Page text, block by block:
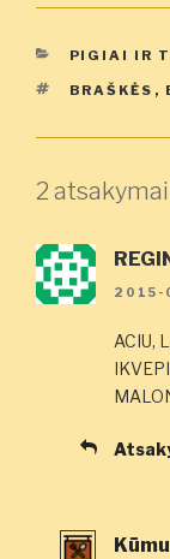
PIGIAI IR
ŽYMOS
BRAŠKĖS ,
2
2015-
ACIU,